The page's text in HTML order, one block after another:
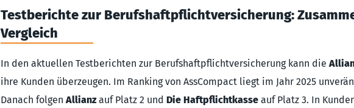
Testberichte zur Berufshaftpflichtversicherung:
Vergleich
In den aktuellen Testberichten zur Berufshaftpflichtversicherung kann die
ihre Kunden überzeugen. Im Ranking von AssCompact liegt im Jahr 2025
Danach folgenAllianzauf Platz 2 und Die Haftpflichtkasse auf Platz 3. In